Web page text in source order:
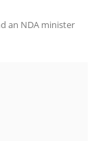
an NDA minister